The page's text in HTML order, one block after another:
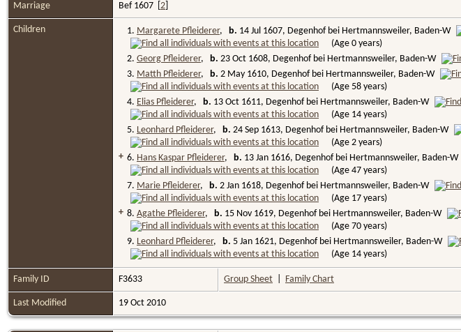
Marriage Bef 1607 [ 2
Children 1. Margarete Pfleiderer, b. 14 Jul 1607, Degenhof bei Hertmannsweiler, Baden-W
(Age 0 years)
2. Georg Pfleiderer, b. 23 Oct 1608, Degenhof bei Hertmannsweiler, Baden-W
3. Matth Pfleiderer, b. 2 May 1610, Degenhof bei Hertmannsweiler, Baden-W
(Age 58 years)
4. Elias Pfleiderer, b. 13 Oct 1611, Degenhof bei Hertmannsweiler, Baden-W
(Age 14 years)
5. Leonhard Pfleiderer, b. 24 Sep 1613, Degenhof bei Hertmannsweiler, Baden-W
(Age 2 years)
+ 6. Hans Kaspar Pfleiderer, b. 13 Jan 1616, Degenhof bei Hertmannsweiler, Baden-W
(Age 47 years)
7. Marie Pfleiderer, b. 2 Jan 1618, Degenhof bei Hertmannsweiler, Baden-W
(Age 17 years)
+ 8. Agathe Pfleiderer, b. 15 Nov 1619, Degenhof bei Hertmannsweiler, Baden-W
(Age 70 years)
9. Leonhard Pfleiderer, b. 5 Jan 1621, Degenhof bei Hertmannsweiler, Baden-W
(Age 14 years)
Family ID F3633 Group Sheet Family Chart
Last Modified 19 Oct 2010